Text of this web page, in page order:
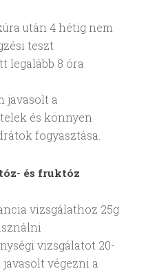
után 4 hétig nem
teszt
legalább 8 óra
javasolt a
és könnyen
fogyasztása.
és fruktóz
vizsgálathoz 25g
vizsgálatot 20-
végezni a